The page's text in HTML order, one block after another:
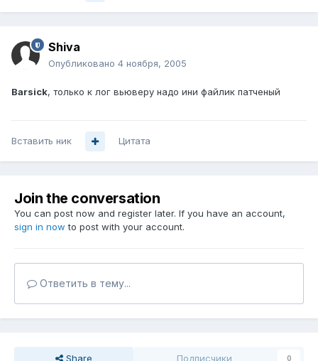
Shiva
Опубликовано 4 ноября, 2005
Barsick, только к лог вьюверу надо ини файлик патченый
Вставить ник Цитата
Join the conversation
You can post now and register later. If you have an account,
sign in now to post with your account.
Ответить в тему...
Share Подписчики 0